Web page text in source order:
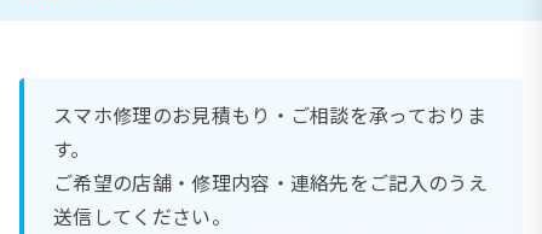
スマホ修理のお見積もり・ご相談を承っておりま
す。
ご希望の店舗・修理内容・連絡先をご記入のうえ
送信してください。